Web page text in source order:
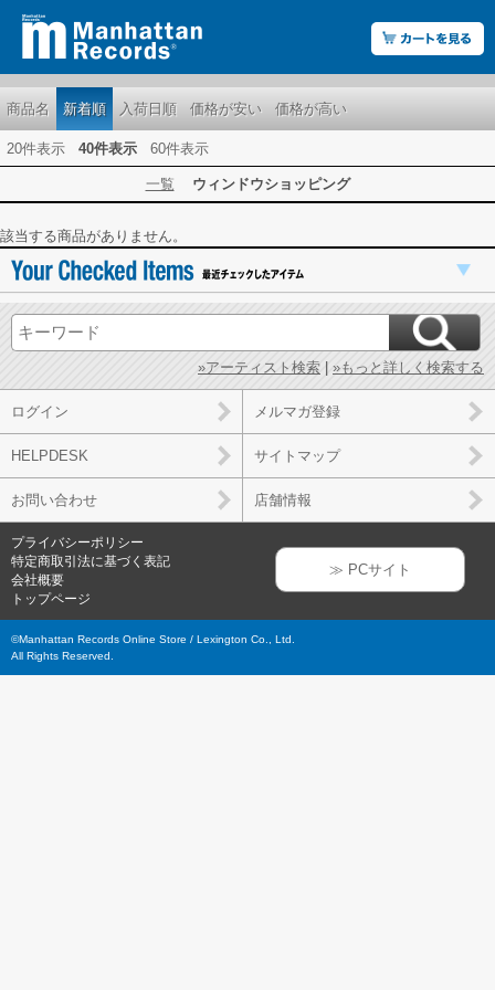
商品名 新着順 入荷日順 価格が安い 価格が高い
20件表示 40件表示 60件表示
一覧 ウィンドウショッピング
該当する商品がありません。
»アーティスト検索 | »もっと詳しく検索する
ログイン メルマガ登録
HELPDESK サイトマップ
お問い合わせ 店舗情報
プライバシーポリシー
特定商取引法に基づく表記
会社概要
トップページ
≫ PCサイト
©Manhattan Records Online Store / Lexington Co., Ltd.
All Rights Reserved.